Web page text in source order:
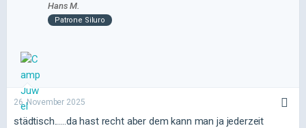
Hans M.
Patrone Siluro
26. November 2025
städtisch......da hast recht aber dem kann man ja jederzeit